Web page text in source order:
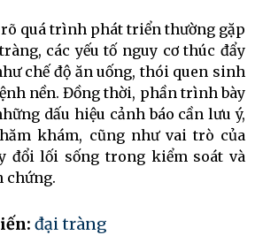
rõ quá trình phát triển thường gặp
các yếu tố nguy cơ thúc đẩy
chế độ ăn uống, thói quen sinh
nền. Đồng thời, phần trình bày
dấu hiệu cảnh báo cần lưu ý,
khám, cũng như vai trò của
đổi lối sống trong kiểm soát và
chứng.
đại tràng